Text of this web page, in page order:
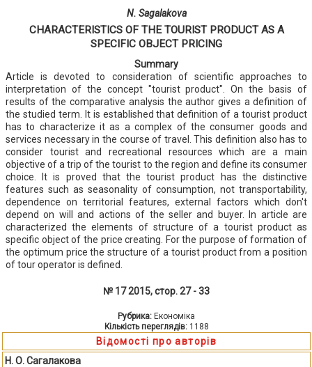
N. Sagalakova
CHARACTERISTICS OF THE TOURIST PRODUCT AS A
SPECIFIC OBJECT PRICING
Summary
Article is devoted to consideration of scientific approaches to
interpretation of the concept "tourist product". On the basis of
results of the comparative analysis the author gives a definition of
the studied term. It is established that definition of a tourist product
has to characterize it as a complex of the consumer goods and
services necessary in the course of travel. This definition also has to
consider tourist and recreational resources which are a main
objective of a trip of the tourist to the region and define its consumer
choice. It is proved that the tourist product has the distinctive
features such as seasonality of consumption, not transportability,
dependence on territorial features, external factors which don't
depend on will and actions of the seller and buyer. In article are
characterized the elements of structure of a tourist product as
specific object of the price creating. For the purpose of formation of
the optimum price the structure of a tourist product from a position
of tour operator is defined.
№ 17 2015, стор. 27 - 33
Рубрика: Економіка
Кількість переглядів: 1188
Відомості про авторів
Н. О. Сагалакова